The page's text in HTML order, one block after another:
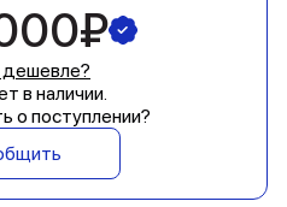
в наличии.
о поступлении?